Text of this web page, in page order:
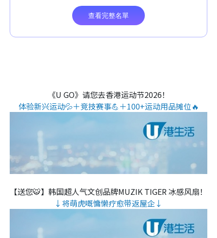
《U GO》请您去香港运动节2026！
体验新兴运动💦＋竞技赛事💪＋100+运动用品摊位🔥
【送您🐯】韩国超人气文创品牌MUZIK TIGER 冰感风扇！
↓将萌虎嘅慵懒疗愈带返屋企↓